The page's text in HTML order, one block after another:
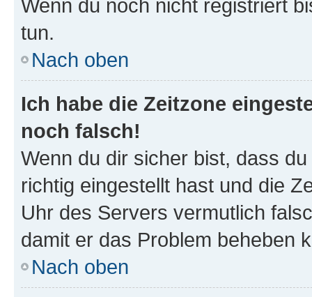
Wenn du noch nicht registriert
tun.
Nach oben
Ich habe die Zeitzone
noch falsch!
Wenn du dir sicher bist, dass
richtig eingestellt hast und die
Uhr des Servers vermutlich
damit er das Problem beheben
Nach oben